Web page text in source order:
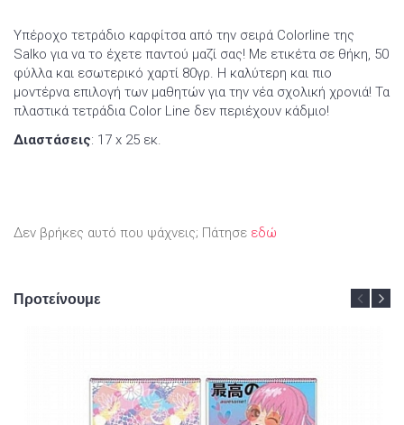
Υπέροχο τετράδιο καρφίτσα από την σειρά Colorline της
Salko για να το έχετε παντού μαζί σας! Mε ετικέτα σε θήκη, 50
φύλλα και εσωτερικό χαρτί 80γρ. Η καλύτερη και πιο
μοντέρνα επιλογή των μαθητών για την νέα σχολική χρονιά! Τα
πλαστικά τετράδια Color Line δεν περιέχουν κάδμιο!
Διαστάσεις: 17 x 25 εκ.
Δεν βρήκες αυτό που ψάχνεις; Πάτησε εδώ
Προτείνουμε